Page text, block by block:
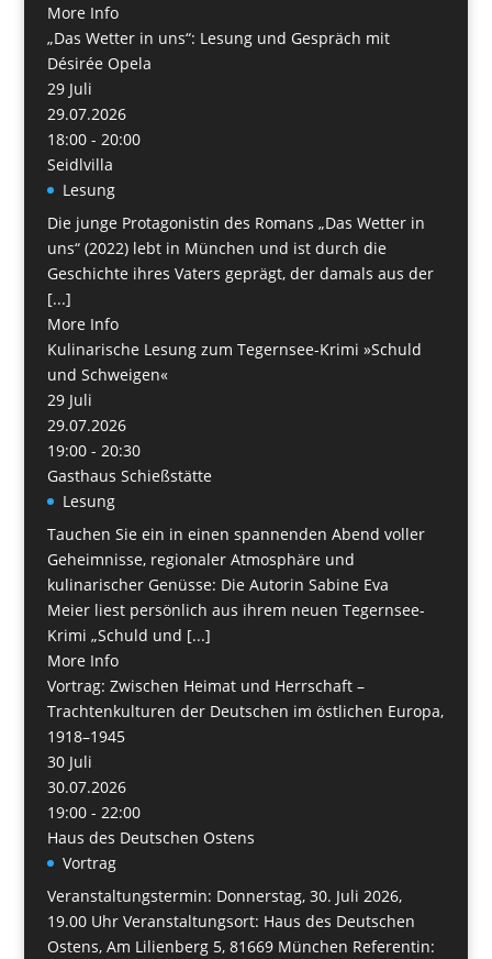
More Info
„Das Wetter in uns“: Lesung und Gespräch mit
Désirée Opela
29 Juli
29.07.2026
18:00 - 20:00
Seidlvilla
Lesung
Die junge Protagonistin des Romans „Das Wetter in
uns“ (2022) lebt in München und ist durch die
Geschichte ihres Vaters geprägt, der damals aus der
[...]
More Info
Kulinarische Lesung zum Tegernsee-Krimi »Schuld
und Schweigen«
29 Juli
29.07.2026
19:00 - 20:30
Gasthaus Schießstätte
Lesung
Tauchen Sie ein in einen spannenden Abend voller
Geheimnisse, regionaler Atmosphäre und
kulinarischer Genüsse: Die Autorin Sabine Eva
Meier liest persönlich aus ihrem neuen Tegernsee-
Krimi „Schuld und [...]
More Info
Vortrag: Zwischen Heimat und Herrschaft –
Trachtenkulturen der Deutschen im östlichen Europa,
1918–1945
30 Juli
30.07.2026
19:00 - 22:00
Haus des Deutschen Ostens
Vortrag
Veranstaltungstermin: Donnerstag, 30. Juli 2026,
19.00 Uhr Veranstaltungsort: Haus des Deutschen
Ostens, Am Lilienberg 5, 81669 München Referentin: